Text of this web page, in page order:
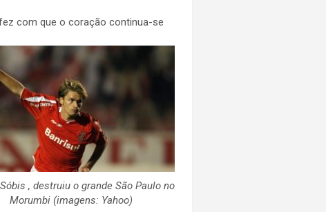
com que o coração continua-se
, destruiu o grande São Paulo no
Morumbi (imagens: Yahoo)